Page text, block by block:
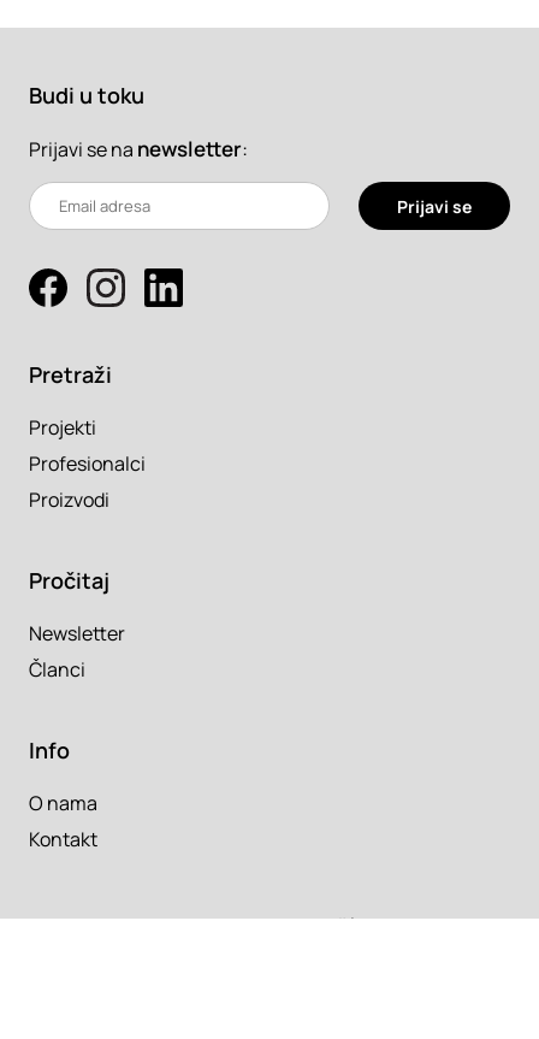
Budi u toku
Prijavi se na newsletter:
Prijavi se
Pretraži
Projekti
Profesionalci
Proizvodi
Pročitaj
Newsletter
Članci
Info
O nama
Kontakt
Copyright 2026. Super Prostor.Uslovi korišćenja